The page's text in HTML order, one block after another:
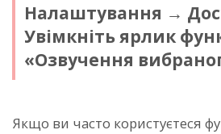
Налаштування →
Увімкніть ярлик
«Озвучення
Якщо ви часто користуєтеся